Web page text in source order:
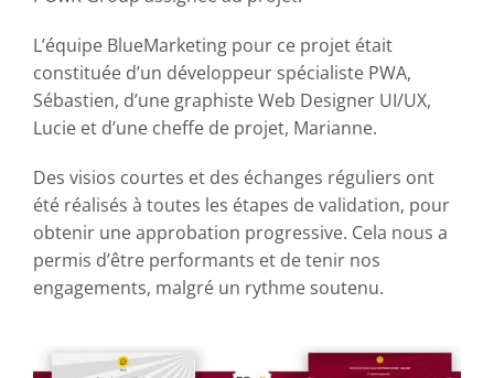
L’équipe BlueMarketing pour ce projet était
constituée d’un développeur spécialiste PWA,
Sébastien, d’une graphiste Web Designer UI/UX,
Lucie et d’une cheffe de projet, Marianne.
Des visios courtes et des échanges réguliers ont
été réalisés à toutes les étapes de validation, pour
obtenir une approbation progressive. Cela nous a
permis d’être performants et de tenir nos
engagements, malgré un rythme soutenu.